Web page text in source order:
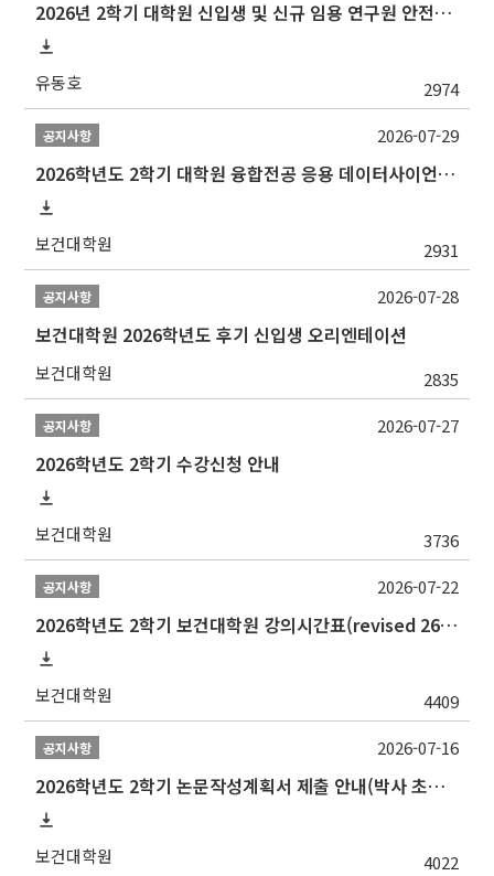
2026년 2학기 대학원 신입생 및 신규 임용 연구원 안전환경교육(신규교육) 실시 안내
유동호 2974
공지사항
2026학년도 2학기 대학원 융합전공 응용 데이터사이언스 선발 계획 알림
보건대학원 2931
2026-07-29
공지사항
보건대학원 2026학년도 후기 신입생 오리엔테이션
보건대학원 2835
2026-07-28
공지사항
2026학년도 2학기 수강신청 안내
보건대학원 3736
2026-07-27
공지사항
2026학년도 2학기 보건대학원 강의시간표(revised 260803)(2026 2nd SEMESTER SNU GSPH TIMETABLE)
보건대학원 4409
2026-07-22
공지사항
2026학년도 2학기 논문작성계획서 제출 안내(박사 초심 일정 포함)_Thesis Proposal
보건대학원 4022
2026-07-16